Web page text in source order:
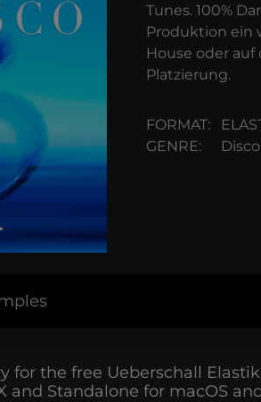
Tunes. 100%
Produktion ein
House oder auf
Platzierung.
FORMAT:
GENRE:
for the free Ueberschall
and Standalone for macOS